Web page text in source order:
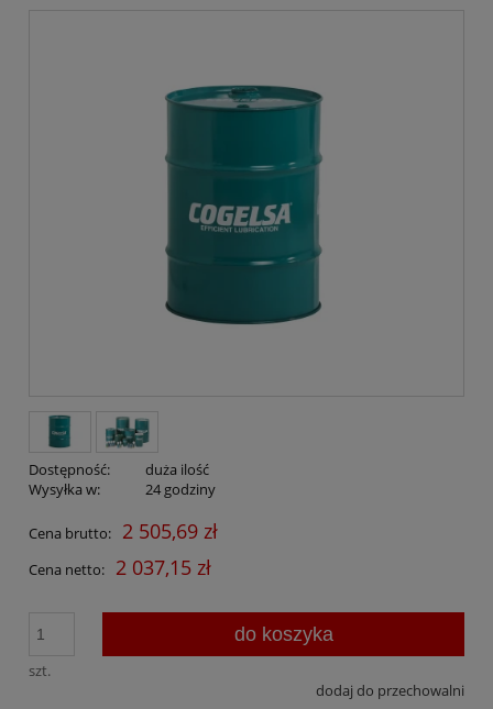
Dostępność:
duża ilość
Wysyłka w:
24 godziny
Cena brutto: 2 505,69 zł
Cena netto: 2 037,15 zł
szt.
do koszyka
dodaj do przechowalni